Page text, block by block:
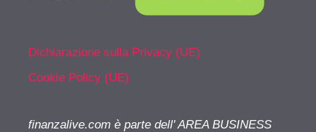
Dichiarazione sulla Privacy (UE)
Cookie Policy (UE)
finanzalive.com è parte dell' AREA BUSINESS